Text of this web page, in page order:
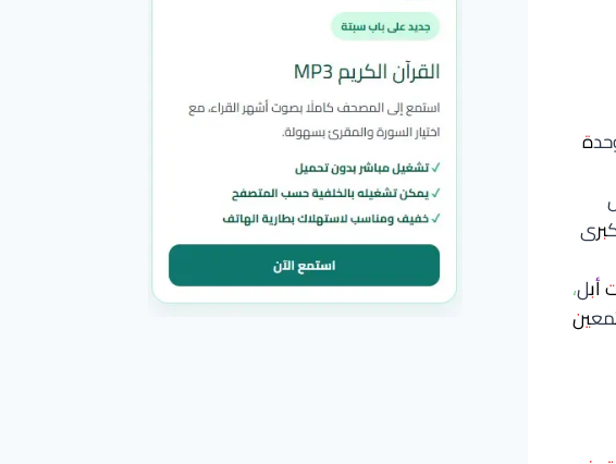
نحو 27.5 مليون وحدة